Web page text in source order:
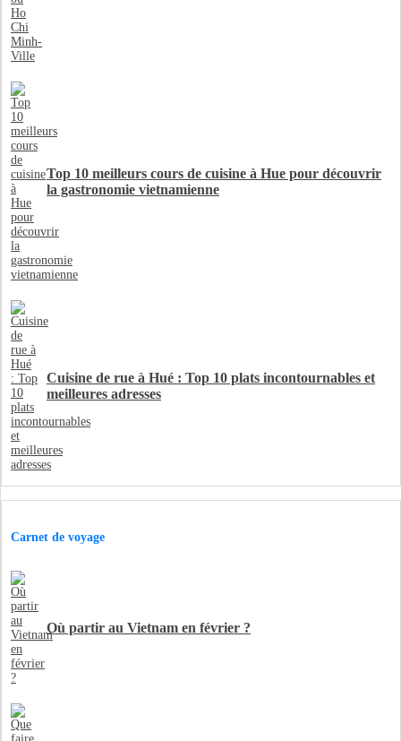
Top 10 meilleurs cours de cuisine à Hue pour découvrir
la gastronomie vietnamienne
Cuisine de rue à Hué : Top 10 plats incontournables et
meilleures adresses
Carnet de voyage
Où partir au Vietnam en février ?